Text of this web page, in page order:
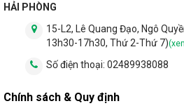
HẢI PHÒNG
15-L2, Lê Quang Đạo, Ngô
13h30-17h30, Thứ 2-Thứ 7)
Số điện thoại: 02489938088
Chính sách & Quy định